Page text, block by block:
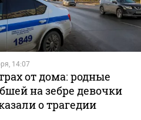
14:07
от дома: родные
на зебре девочки
о трагедии